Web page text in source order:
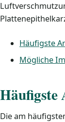
Häufigste
Mögliche
Häufigste
Die am